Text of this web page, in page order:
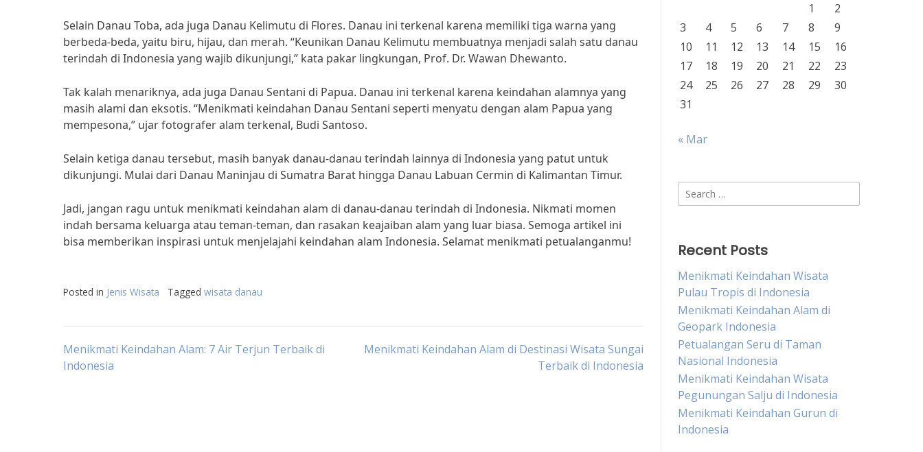
Selain Danau Toba, ada juga Danau Kelimutu di Flores. Danau ini terkenal karena memiliki tiga warna yang
berbeda-beda, yaitu biru, hijau, dan merah. “Keunikan Danau Kelimutu membuatnya menjadi salah satu danau
terindah di Indonesia yang wajib dikunjungi,” kata pakar lingkungan, Prof. Dr. Wawan Dhewanto.
Tak kalah menariknya, ada juga Danau Sentani di Papua. Danau ini terkenal karena keindahan alamnya yang
masih alami dan eksotis. “Menikmati keindahan Danau Sentani seperti menyatu dengan alam Papua yang
mempesona,” ujar fotografer alam terkenal, Budi Santoso.
Selain ketiga danau tersebut, masih banyak danau-danau terindah lainnya di Indonesia yang patut untuk
dikunjungi. Mulai dari Danau Maninjau di Sumatra Barat hingga Danau Labuan Cermin di Kalimantan Timur.
Jadi, jangan ragu untuk menikmati keindahan alam di danau-danau terindah di Indonesia. Nikmati momen
indah bersama keluarga atau teman-teman, dan rasakan keajaiban alam yang luar biasa. Semoga artikel ini
bisa memberikan inspirasi untuk menjelajahi keindahan alam Indonesia. Selamat menikmati petualanganmu!
Posted in Jenis Wisata Tagged wisata danau
Post
Menikmati Keindahan Alam: 7 Air Terjun Terbaik di
Indonesia
Menikmati Keindahan Alam di Destinasi Wisata Sungai
Terbaik di Indonesia
1
2
3
4 5 6 7 8
9
10
11 12 13 14 15
16
17
18 19 20 21 22
23
24
25 26 27 28 29
30
31
« Mar
Search
for:
Recent Posts
Menikmati Keindahan Wisata
Pulau Tropis di Indonesia
Menikmati Keindahan Alam di
Geopark Indonesia
Petualangan Seru di Taman
Nasional Indonesia
Menikmati Keindahan Wisata
Pegunungan Salju di Indonesia
Menikmati Keindahan Gurun di
Indonesia